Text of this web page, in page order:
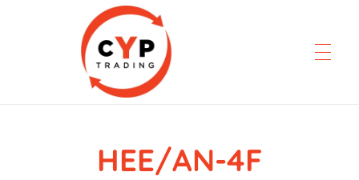
CYP Trading
HEE/AN-4F